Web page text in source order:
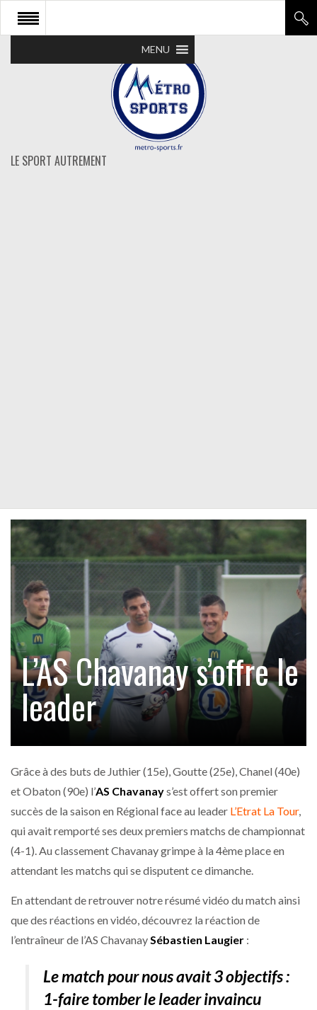
LE SPORT AUTREMENT
MENU
L’AS Chavanay s’offre le
leader
Grâce à des buts de Juthier (15e), Goutte (25e), Chanel (40e)
et Obaton (90e) l’AS Chavanays’est offert son premier
succès de la saison en Régional face au leader L’Etrat La Tour,
qui avait remporté ses deux premiers matchs de championnat
(4-1). Au classement Chavanay grimpe à la 4ème place en
attendant les matchs qui se disputent ce dimanche.
En attendant de retrouver notre résumé vidéo du match ainsi
que des réactions en vidéo, découvrez la réaction de
l’entraîneur de l’AS ChavanaySébastien Laugier :
Le match pour nous avait 3 objectifs :
1-faire tomber le leader invaincu